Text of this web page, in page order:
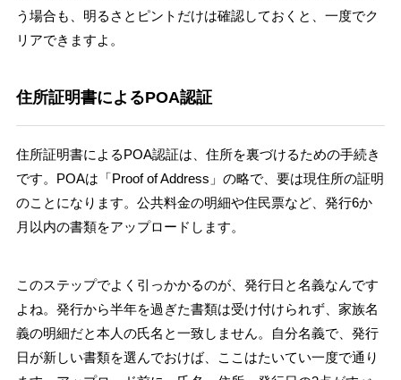
う場合も、明るさとピントだけは確認しておくと、一度でク
リアできますよ。
住所証明書によるPOA認証
住所証明書によるPOA認証は、住所を裏づけるための手続き
です。POAは「Proof of Address」の略で、要は現住所の証明
のことになります。公共料金の明細や住民票など、発行6か
月以内の書類をアップロードします。
このステップでよく引っかかるのが、発行日と名義なんです
よね。発行から半年を過ぎた書類は受け付けられず、家族名
義の明細だと本人の氏名と一致しません。自分名義で、発行
日が新しい書類を選んでおけば、ここはたいてい一度で通り